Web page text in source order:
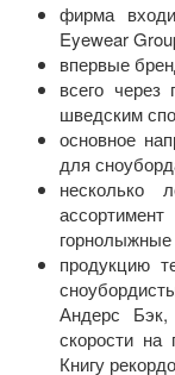
фирма
Eyewear
впервые
всего через
шведским
основное
для
несколько
продукцию
Андерс Бэк,
скорости
Книгу